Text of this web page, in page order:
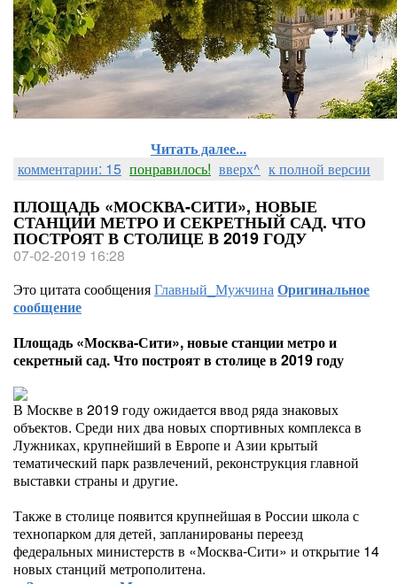
Читать далее...
комментарии: 15 понравилось! вверх^ к полной версии
ПЛОЩАДЬ «МОСКВА-СИТИ», НОВЫЕ
СТАНЦИИ МЕТРО И СЕКРЕТНЫЙ САД. ЧТО
ПОСТРОЯТ В СТОЛИЦЕ В 2019 ГОДУ
07-02-2019 16:28
Это цитата сообщенияГлавный_МужчинаОригинальное
сообщение
Площадь «Москва-Сити», новые станции метро и
секретный сад. Что построят в столице в 2019 году
В Москве в 2019 году ожидается ввод ряда знаковых
объектов. Среди них два новых спортивных комплекса в
Лужниках, крупнейший в Европе и Азии крытый
тематический парк развлечений, реконструкция главной
выставки страны и другие.
Также в столице появится крупнейшая в России школа с
технопарком для детей, запланированы переезд
федеральных министерств в «Москва-Сити» и открытие 14
новых станций метрополитена.